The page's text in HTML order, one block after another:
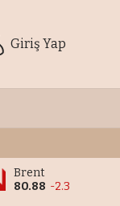
Giriş Yap
Brent
80.88 -2.3